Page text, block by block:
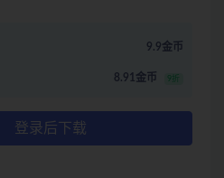
9.9金币
8.91金币 9折
登录后下载